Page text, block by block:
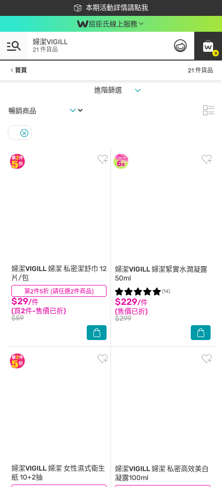
本期活動詳情請點我
下載app最高回饋$350
屈臣氏線上服務
0
婦潔VIGILL
21 件貨品
首頁 21 件貨品
進階篩選
第2件5折 (請任選2件商品)
婦潔VIGILL婦潔 私密潔舒巾 12
片/包
$29/件
(買2件-售價已折)
$59
(21)
婦潔VIGILL婦潔緊實水潤凝露
50ml
$229/件
(售價已折)
$299
(14)
婦潔VIGILL婦潔 女性濕式衛生
紙 10+2抽
婦潔VIGILL婦潔 私密高效美白
凝露100ml